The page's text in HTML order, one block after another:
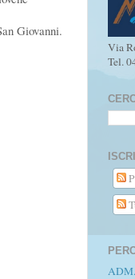
Giovanni.
Via
Tel.